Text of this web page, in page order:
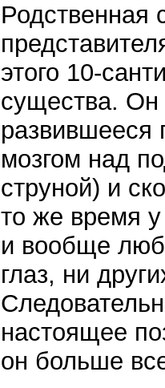
Родственная
этого 10-
существа.
развившееся
мозгом над
струной) и
то же время у
и вообще
глаз, ни
настоящее
он больше